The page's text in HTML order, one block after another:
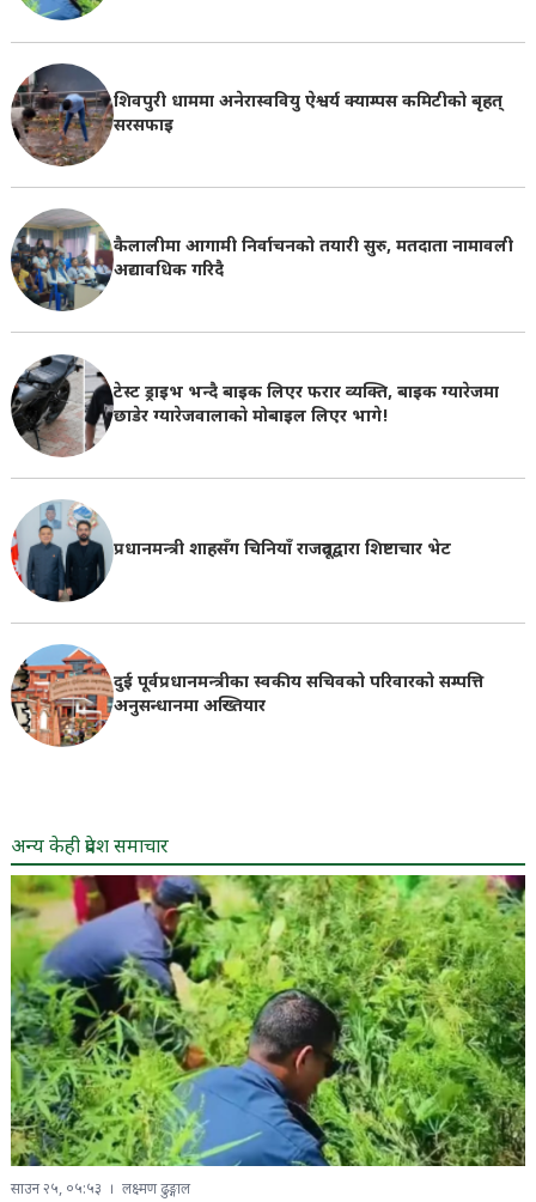
शिवपुरी धाममा अनेरास्ववियु ऐश्वर्य क्याम्पस कमिटीको बृहत्
सरसफाइ
कैलालीमा आगामी निर्वाचनको तयारी सुरु, मतदाता नामावली
अद्यावधिक गरिदै
टेस्ट ड्राइभ भन्दै बाइक लिएर फरार व्यक्ति, बाइक ग्यारेजमा
छाडेर ग्यारेजवालाकाे मोबाइल लिएर भागे!
प्रधानमन्त्री शाहसँग चिनियाँ राजदूतद्वारा शिष्टाचार भेट
दुई पूर्वप्रधानमन्त्रीका स्वकीय सचिवको परिवारको सम्पत्ति
अनुसन्धानमा अख्तियार
अन्य केही प्रदेश समाचार
साउन २५, ०५:५३ लक्ष्मण ढुङ्गाल